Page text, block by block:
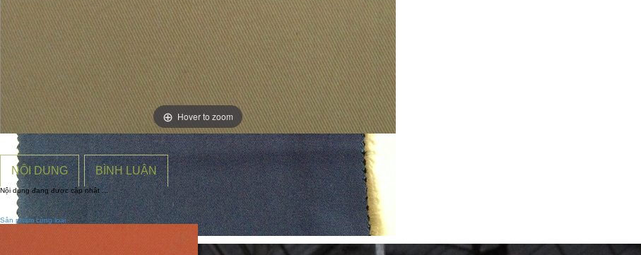
Hover to zoom
NỘI DUNG BÌNH LUẬN
Nội dung đang được cập nhật ...
Sản phẩm cùng loại